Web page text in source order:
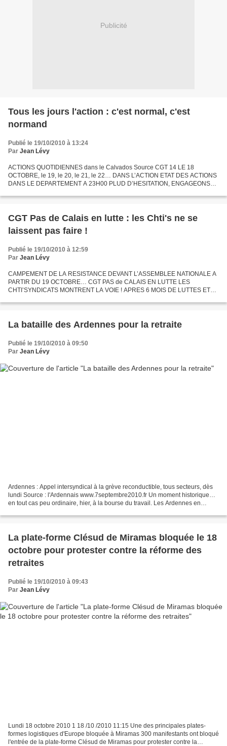
Publicité
Tous les jours l'action : c'est normal, c'est
normand
Publié le 19/10/2010 à 13:24
Par Jean Lévy
ACTIONS QUOTIDIENNES dans le Calvados Source CGT 14 LE 18
OCTOBRE, le 19, le 20, le 21, le 22… DANS L’ACTION ETAT DES ACTIONS
DANS LE DEPARTEMENT A 23H00 PLUD D’HESITATION, ENGAGEONS
bloquent...
CGT Pas de Calais en lutte : les Chti's ne se
laissent pas faire !
Publié le 19/10/2010 à 12:59
Par Jean Lévy
CAMPEMENT DE LA RESISTANCE DEVANT L’ASSEMBLEE NATIONALE A
PARTIR DU 19 OCTOBRE… CGT PAS de CALAIS EN LUTTE LES
CHTI’SYNDICATS MONTRENT LA VOIE ! APRES 6 MOIS DE LUTTES ET
SENATEURS DE LA DROITE...
La bataille des Ardennes pour la retraite
Publié le 19/10/2010 à 09:50
Par Jean Lévy
Ardennes : Appel intersyndical à la grève reconductible, tous secteurs, dès
lundi Source : l'Ardennais www.7septembre2010.fr Un moment historique…
en tout cas peu ordinaire, hier, à la bourse du travail. Les Ardennes en
La plate-forme Clésud de Miramas bloquée le 18
octobre pour protester contre la réforme des
retraites
Publié le 19/10/2010 à 09:43
Par Jean Lévy
Lundi 18 octobre 2010 1 18 /10 /2010 11:15 Une des principales plates-
formes logistiques d'Europe bloquée à Miramas 300 manifestants ont bloqué
l'entrée de la plate-forme Clésud de Miramas pour protester contre la